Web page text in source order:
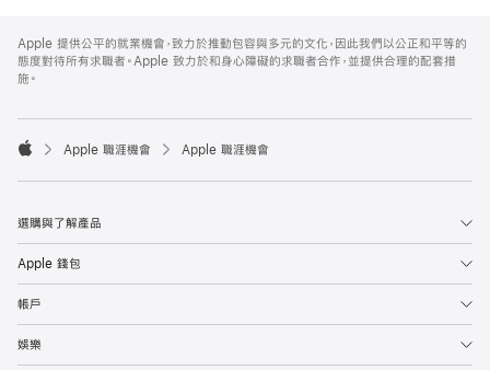
Footer
Apple 提供公平的就業機會，致力於推動包容與多元的文化，因此我們以公正和平等的
態度對待所有求職者。Apple 致力於和身心障礙的求職者合作，並提供合理的配套措
施。

Apple 職涯機會 Apple 職涯機會
選購與了解產品
Apple 錢包
帳戶
娛樂